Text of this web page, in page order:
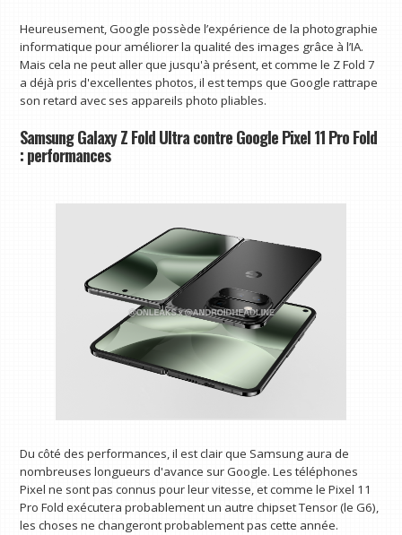
Heureusement, Google possède l’expérience de la photographie
informatique pour améliorer la qualité des images grâce à l’IA.
Mais cela ne peut aller que jusqu'à présent, et comme le Z Fold 7
a déjà pris d'excellentes photos, il est temps que Google rattrape
son retard avec ses appareils photo pliables.
Samsung Galaxy Z Fold Ultra contre Google Pixel 11 Pro Fold
: performances
Du côté des performances, il est clair que Samsung aura de
nombreuses longueurs d'avance sur Google. Les téléphones
Pixel ne sont pas connus pour leur vitesse, et comme le Pixel 11
Pro Fold exécutera probablement un autre chipset Tensor (le G6),
les choses ne changeront probablement pas cette année.